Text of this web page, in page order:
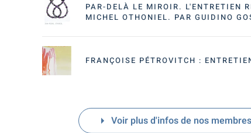
PAR-DELÀ LE MIROIR. L'ENTRETIEN
MICHEL OTHONIEL. PAR GUIDINO
FRANÇOISE PÉTROVITCH :
Voir plus d'infos de nos membres